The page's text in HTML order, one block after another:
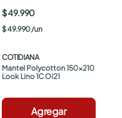
$ 49.990
$49.990/un
COTIDIANA
Mantel Polycotton 150x210
Look Lino 1C Oi21
Agregar